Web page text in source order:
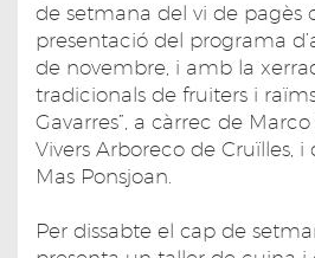
de setmana del vi de pagès
presentació del programa
de novembre, i amb la
tradicionals de fruiters i
Gavarres”, a càrrec de
Vivers Arboreco de Cruïlles,
Mas Ponsjoan.
Per dissabte el cap de